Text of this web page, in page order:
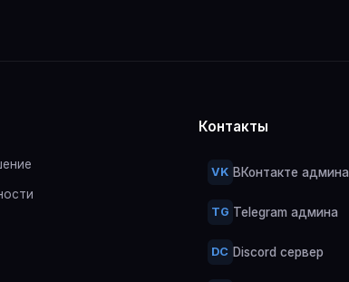
Контакты
VK ВКонтакте админа
TG Telegram админа
DC Discord сервер